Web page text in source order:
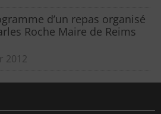
d’un repas organisé
Roche Maire de Reims
2012